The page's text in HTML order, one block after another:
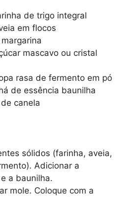
de trigo integral
em flocos
mascavo ou cristal
rasa de fermento em pó
de essência baunilha
canela
sólidos (farinha, aveia,
Adicionar a
a baunilha.
mole. Coloque com a